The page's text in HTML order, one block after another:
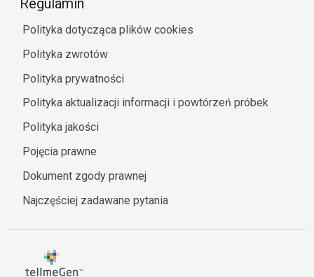
Polityka dotycząca plików cookies
Polityka zwrotów
Polityka prywatności
Polityka aktualizacji informacji i powtórzeń próbek
Polityka jakości
Pojęcia prawne
Dokument zgody prawnej
Najczęściej zadawane pytania